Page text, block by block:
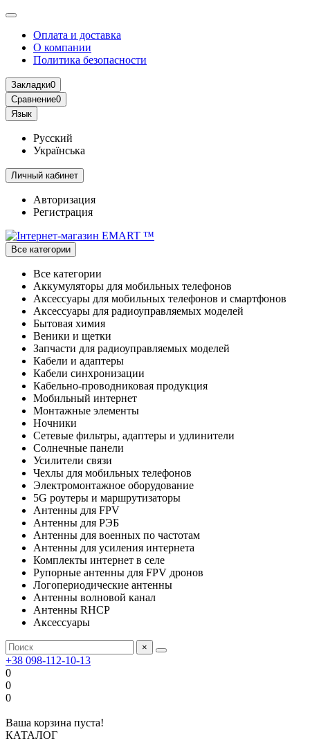
Оплата и доставка
О компании
Политика безопасности
Закладки0
Сравнение0
Язык
Русский
Українська
Личный кабинет
Авторизация
Регистрация
Все категории
Все категории
Аккумуляторы для мобильных телефонов
Аксессуары для мобильных телефонов и смартфонов
Аксессуары для радиоуправляемых моделей
Бытовая химия
Веники и щетки
Запчасти для радиоуправляемых моделей
Кабели и адаптеры
Кабели синхронизации
Кабельно-проводниковая продукция
Мобильный интернет
Монтажные элементы
Ночники
Сетевые фильтры, адаптеры и удлинители
Солнечные панели
Усилители связи
Чехлы для мобильных телефонов
Электромонтажное оборудование
5G роутеры и маршрутизаторы
Антенны для FPV
Антенны для РЭБ
Антенны для военных по частотам
Антенны для усиления интернета
Комплекты интернет в селе
Рупорные антенны для FPV дронов
Логопериодические антенны
Антенны волновой канал
Антенны RHCP
Аксессуары
×
+38 098-112-10-13
0
0
0
Ваша корзина пуста!
КАТАЛОГ